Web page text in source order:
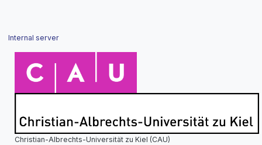
Internal server
Christian-Albrechts-Universität zu Kiel (CAU)